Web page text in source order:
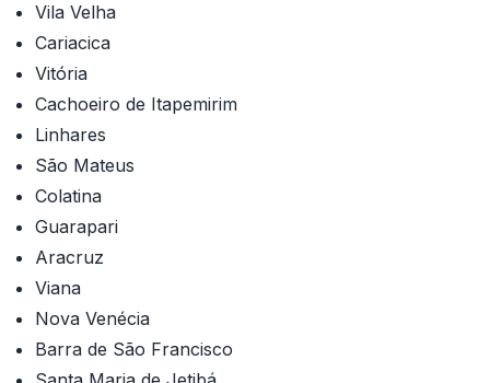
Vila Velha
Cariacica
Vitória
Cachoeiro de Itapemirim
Linhares
São Mateus
Colatina
Guarapari
Aracruz
Viana
Nova Venécia
Barra de São Francisco